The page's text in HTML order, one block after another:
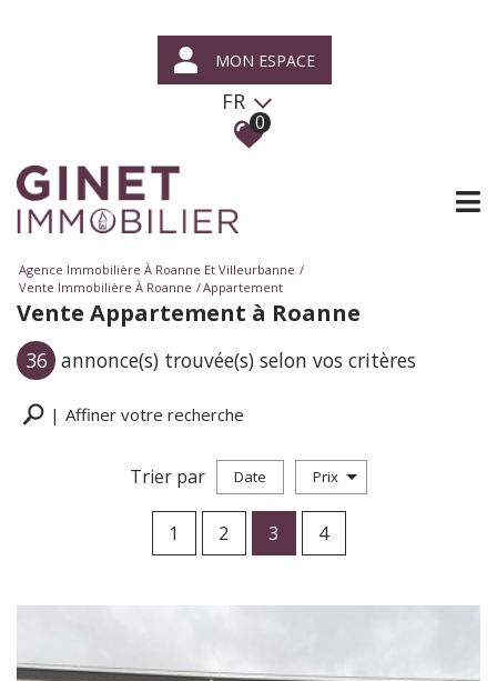
MON ESPACE
FR
0
Agence Immobilière À Roanne Et Villeurbanne
Vente Immobilière À Roanne
Appartement
Vente Appartement à Roanne
36 annonce(s) trouvée(s) selon vos critères
Affiner votre recherche
Appartement
Trier par Date Prix
1 2 3 4